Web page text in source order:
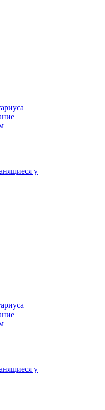
у
у